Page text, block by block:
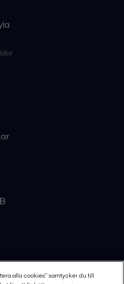
alla cookies" samtycker du till